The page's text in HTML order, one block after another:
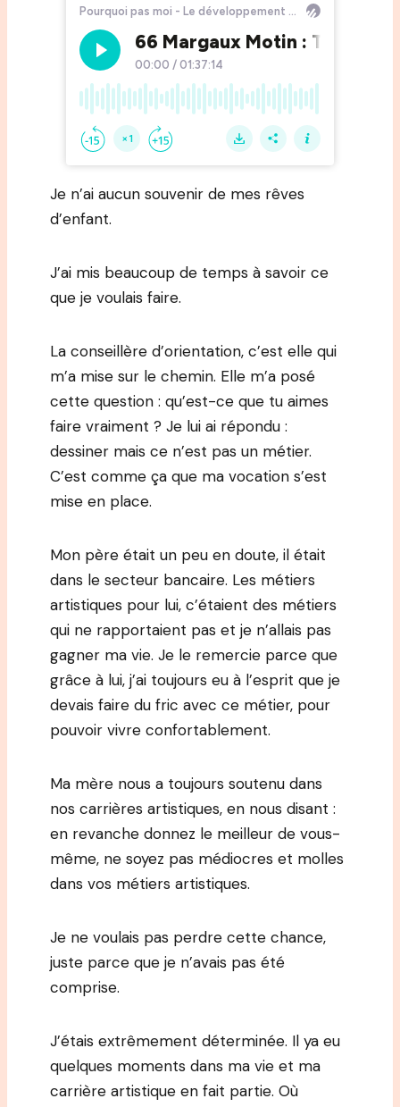
Je n’ai aucun souvenir de mes rêves
d’enfant.
J’ai mis beaucoup de temps à savoir ce
que je voulais faire.
La conseillère d’orientation, c’est elle qui
m’a mise sur le chemin. Elle m’a posé
cette question : qu’est-ce que tu aimes
faire vraiment ? Je lui ai répondu :
dessiner mais ce n’est pas un métier.
C’est comme ça que ma vocation s’est
mise en place.
Mon père était un peu en doute, il était
dans le secteur bancaire. Les métiers
artistiques pour lui, c’étaient des métiers
qui ne rapportaient pas et je n’allais pas
gagner ma vie. Je le remercie parce que
grâce à lui, j’ai toujours eu à l’esprit que je
devais faire du fric avec ce métier, pour
pouvoir vivre confortablement.
Ma mère nous a toujours soutenu dans
nos carrières artistiques, en nous disant :
en revanche donnez le meilleur de vous-
même, ne soyez pas médiocres et molles
dans vos métiers artistiques.
Je ne voulais pas perdre cette chance,
juste parce que je n’avais pas été
comprise.
J’étais extrêmement déterminée. Il ya eu
quelques moments dans ma vie et ma
carrière artistique en fait partie. Où